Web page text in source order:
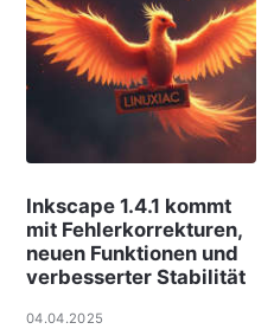
Inkscape 1.4.1 kommt
mit Fehlerkorrekturen,
neuen Funktionen und
verbesserter Stabilität
04.04.2025